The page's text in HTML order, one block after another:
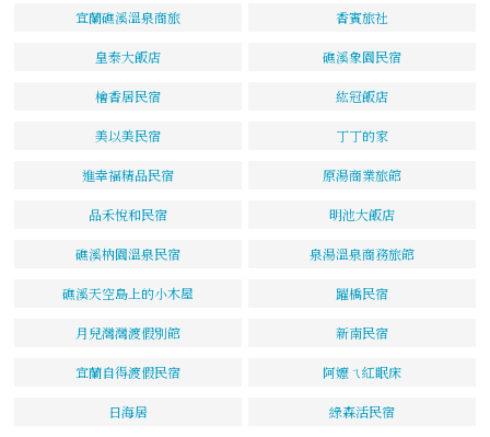
宜蘭礁溪溫泉商旅 香賓旅社
皇泰大飯店 礁溪象園民宿
檜香居民宿 紘冠飯店
美以美民宿 丁丁的家
進幸福精品民宿 原湯商業旅館
品禾悅和民宿 明池大飯店
礁溪枘園溫泉民宿 泉湯溫泉商務旅館
礁溪天空島上的小木屋 躍橋民宿
月兒灣灣渡假別館 新南民宿
宜蘭自得渡假民宿 阿嬤ㄟ紅眠床
日海居 綠森活民宿